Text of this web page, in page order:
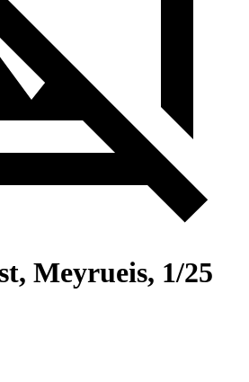
Meyrueis, 1/25